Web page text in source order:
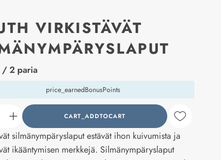
VIRKISTÄVÄT
/ 2 paria
price_earnedBonusPoints
CART_ADDTOCART
silmänympäryslaput estävät ihon kuivumista ja
ikääntymisen merkkejä. Silmänympäryslaput